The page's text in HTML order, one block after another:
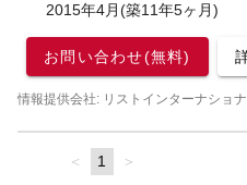
2015年4月(築11年5ヶ月)
お問い合わせ(無料)
情報提供会社: リストインターナショ
page
You're
1 page